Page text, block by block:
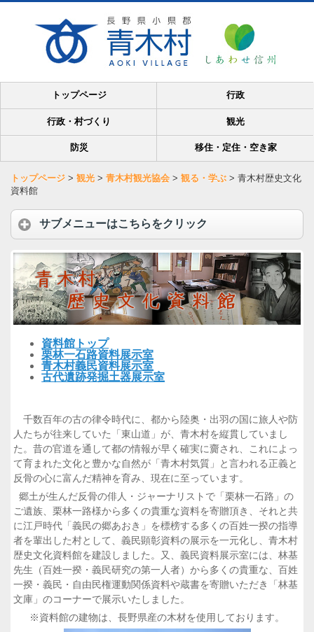
トップページ 行政
行政・村づくり 観光
防災 移住・定住・空き家
トップページ > 観光 > 青木村観光協会 > 観る・学ぶ > 青木村歴史文化
資料館
サブメニューはこちらをクリック
資料館トップ
栗林一石路資料展示室
青木村義民資料展示室
古代遺跡発掘土器展示室
千数百年の古の律令時代に、都から陸奥・出羽の国に旅人や防
人たちが往来していた「東山道」が、青木村を縦貫していまし
た。昔の官道を通して都の情報が早く確実に齎され、これによっ
て育まれた文化と豊かな自然が「青木村気質」と言われる正義と
反骨の心に富んだ精神を育み、現在に至っています。
郷土が生んだ反骨の俳人・ジャーナリストで「栗林一石路」の
ご遺族、栗林一路様から多くの貴重な資料を寄贈頂き、それと共
に江戸時代「義民の郷あおき」を標榜する多くの百姓一揆の指導
者を輩出した村として、義民顕彰資料の展示を一元化し、青木村
歴史文化資料館を建設しました。又、義民資料展示室には、林基
先生（百姓一揆・義民研究の第一人者）から多くの貴重な、百姓
一揆・義民・自由民権運動関係資料や蔵書を寄贈いただき「林基
文庫」のコーナーで展示いたしました。
※資料館の建物は、長野県産の木材を使用しております。